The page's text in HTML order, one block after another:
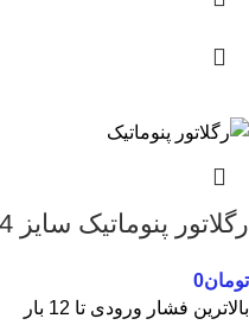
رگلاتور پنوماتیک سایز 1/4 HPC
تومان0
بالاترین فشار ورودی تا 12 بار